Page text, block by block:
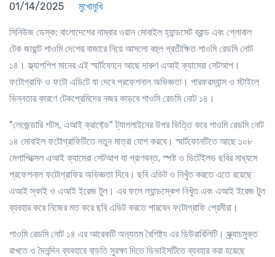
01/14/2025 মুখোমুখি
সিনিউজ ডেস্ক: বাংলাদেশের নাম্বার ওয়ান মোবাইল হ্যান্ডসেট ব্রান্ড এবং গ্লোবাল
টেক জায়ান্ট শাওমি দেশের বাজারে নিয়ে আসলো বহুল প্রতীক্ষিত শাওমি রেডমি নোট
১৪। ফ্ল্যাগশিপ মানের এই স্মার্টফোনে আছে দারুণ এআই ক্যামেরা সেটআপ।
ফটোগ্রাফি ও ফটো এডিটে যা দেবে প্রফেশনাল অভিজ্ঞতা। পারফরম্যান্স ও স্টাইলে
ভিন্নতার কারণে টেকপ্রেমিদের নজর কাড়বে শাওমি রেডমি নোট ১৪।
"লেজেন্ডারি শটস, এআই ক্রাফ্টেড" ট্যাগলাইনের উপর ভিত্তি করে শাওমি রেডমি নোট
১৪ মোবাইল ফটোগ্রাফিটিতে নতুন মাত্রা যোগ করবে। স্মার্টফোনটিতে আছে ১০৮
মেগাপিক্সেল এআই ক্যামেরা সেটআপ যা প্রাণবন্ত, স্পষ্ট ও ডিটেইলড ছবির মাধ্যমে
প্রফেশনাল ফটোগ্রাফির অভিজ্ঞতা দিবে। ছবি এডিট ও নিখুঁত করতে এতে রয়েছে
এআই স্কাই ও এআই ইরেজ টুল। এর ফলে ল্যান্ডস্কেপ নিখুঁত এবং এআই ইরেজ টুল
ব্যবহার করে নিজের মত করে ছবি এডিট করতে পারবেন ফটোগ্রাফি প্রেমীরা।
শাওমি রেডমি নোট ১৪ এর আরেকটি অন্যতম বৈশিষ্ট্য এর ডিউরাবিলিটি। স্ক্র্যাচমুক্ত
রাখতে ও দৈনন্দিন ব্যবহারে বাড়তি সুরক্ষা দিতে ডিভাইসটিতে ব্যবহার করা হয়েছে